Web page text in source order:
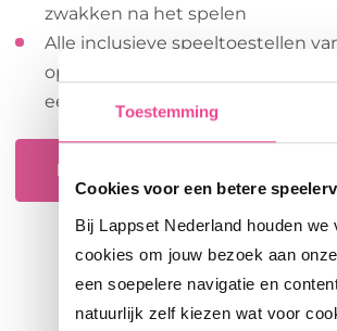
Toestemming
Cookies voor een betere
Bij Lappset Nederland houden
cookies om jouw bezoek aan
een soepelere navigatie en
natuurlijk zelf kiezen wat voor
zwakken na het spelen
Alle inclusieve speeltoestellen
opgebouwd uit modulaire
eenvoudig aan te passen aan
Bekijk onze inclusieve